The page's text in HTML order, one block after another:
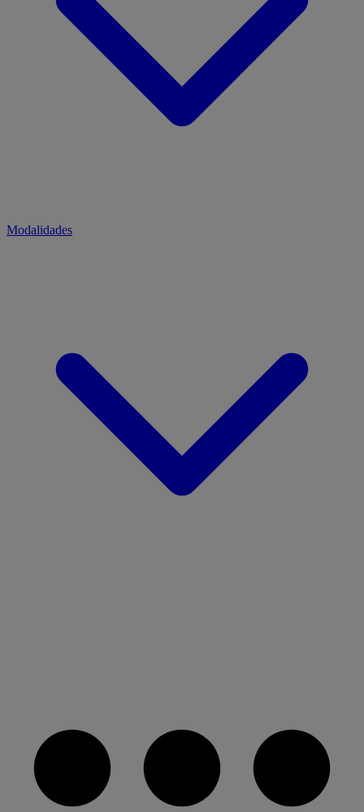
Modalidades